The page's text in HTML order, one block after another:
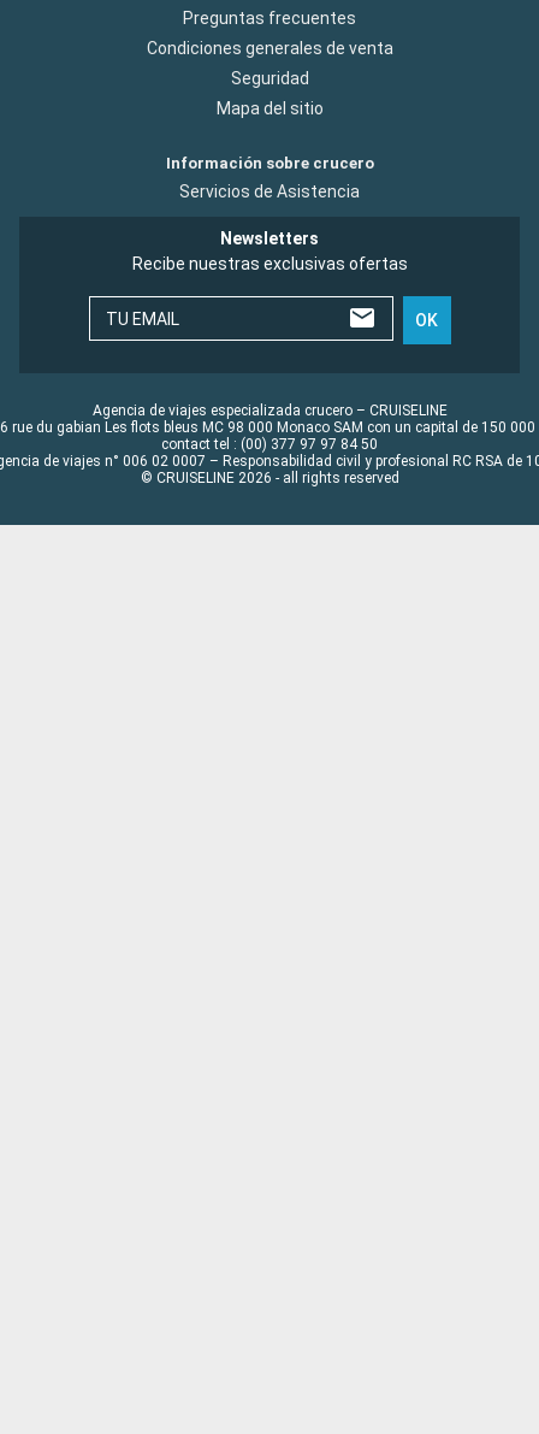
Preguntas frecuentes
Condiciones generales de venta
Seguridad
Mapa del sitio
Información sobre crucero
Servicios de Asistencia
Newsletters
Recibe nuestras exclusivas ofertas
TU EMAIL OK
Agencia de viajes especializada crucero – CRUISELINE
rue du gabian Les flots bleus MC 98 000 Monaco SAM con un capital de 150 000
contact tel : (00) 377 97 97 84 50
de viajes n° 006 02 0007 – Responsabilidad civil y profesional RC RSA de
© CRUISELINE 2026 - all rights reserved